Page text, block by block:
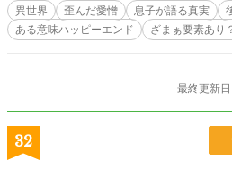
異世界 歪んだ愛憎 息子が語る真実
ある意味ハッピーエンド
ざまぁ要素あり
最終更新
32